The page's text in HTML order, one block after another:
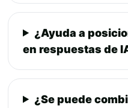
¿Ayuda a
en respuestas de
¿Se puede